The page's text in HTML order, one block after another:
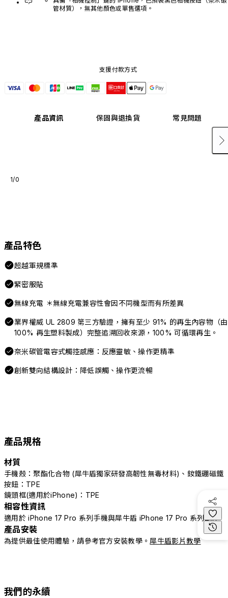
管材質），無其他顏色或單售選項。
支援付款方式
產品資訊 保固與退換貨 常見問題
1/0
產品特色
超越軍規標準
緊密服貼
無線充電 ＊無線充電兼容性會因不同機型而有所差異
業界權威 UL 2809 第三方驗證，擁有至少 91% 的再生內容物（由
100% 再生塑料製成）完整追溯回收來源，100% 可循環再生。
奈米碳管電容式觸控感應：反應靈敏、操作更精準
創新雙向結構設計：降低誤觸、操作更流暢
產品規格
材質
手機殼：聚酯化合物 (犀牛盾獨家研發高韌性無毒材料)、釹鐵硼磁鐵
按鈕：TPE
鏡頭框(適用於iPhone)：TPE
相容性資訊
適用於 iPhone 17 Pro 系列手機與犀牛盾 iPhone 17 Pro 系列配件
產品安裝
為提供最佳使用體驗，請參考官方安裝教學。 犀牛盾影片教學
我們的永續